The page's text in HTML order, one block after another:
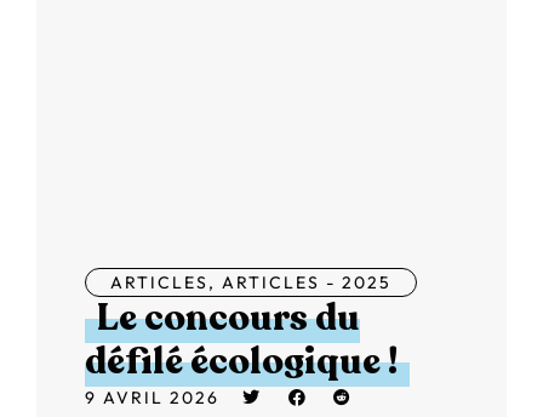
ARTICLES, ARTICLES - 2025
Le concours du
défilé écologique !
9 AVRIL 2026